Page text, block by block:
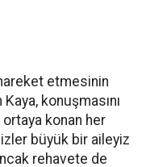
etmesinin
konuşmasını
konan her
büyük bir aileyiz
rehavete de